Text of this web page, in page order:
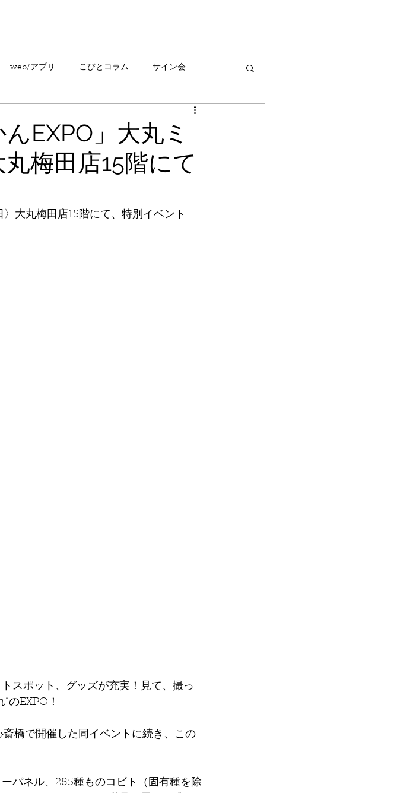
web/アプリ こびとコラム サイン会
EXPO」大丸ミ
梅田店15階にて
大丸梅田店15階にて、特別イベント
スポット、グッズが充実！⾒て、撮っ
のEXPO！
橋で開催した同イベントに続き、この
パネル、285種ものコビト（固有種を除